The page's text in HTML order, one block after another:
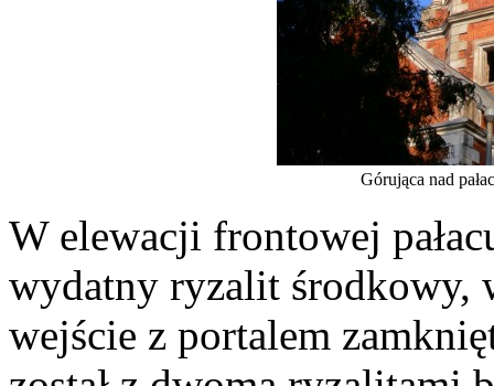
Górująca nad
W elewacji frontowej
wydatny ryzalit środkowy,
wejście z portalem